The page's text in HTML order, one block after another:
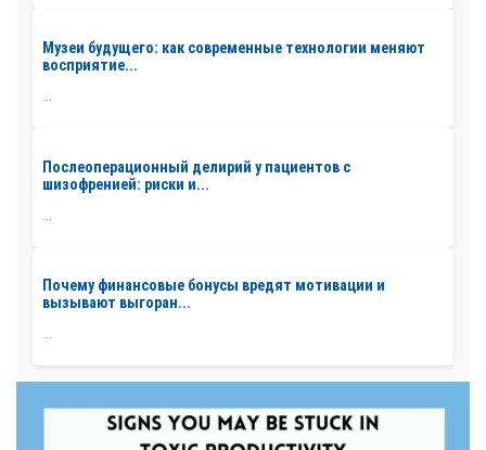
Музеи будущего: как современные технологии меняют
восприятие...
Послеоперационный делирий у пациентов с
шизофренией: риски и...
Почему финансовые бонусы вредят мотивации и
вызывают выгоран...
...